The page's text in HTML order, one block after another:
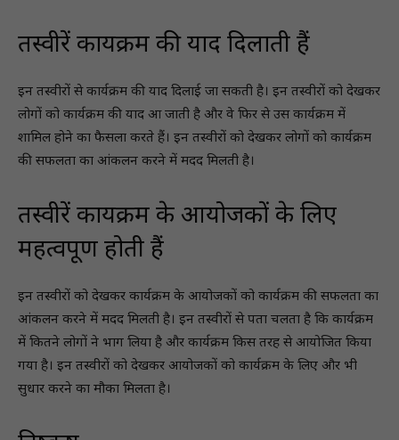
तस्वीरें कार्यक्रम की याद दिलाती हैं
इन तस्वीरों से कार्यक्रम की याद दिलाई जा सकती है। इन तस्वीरों को देखकर
लोगों को कार्यक्रम की याद आ जाती है और वे फिर से उस कार्यक्रम में
शामिल होने का फैसला करते हैं। इन तस्वीरों को देखकर लोगों को कार्यक्रम
की सफलता का आंकलन करने में मदद मिलती है।
तस्वीरें कार्यक्रम के आयोजकों के लिए
महत्वपूर्ण होती हैं
इन तस्वीरों को देखकर कार्यक्रम के आयोजकों को कार्यक्रम की सफलता का
आंकलन करने में मदद मिलती है। इन तस्वीरों से पता चलता है कि कार्यक्रम
में कितने लोगों ने भाग लिया है और कार्यक्रम किस तरह से आयोजित किया
गया है। इन तस्वीरों को देखकर आयोजकों को कार्यक्रम के लिए और भी
सुधार करने का मौका मिलता है।